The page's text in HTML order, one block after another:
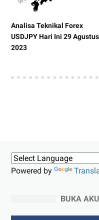
Analisa Teknikal Forex
USDJPY Hari Ini 29 Agustus
2023
Powered by
BUKA